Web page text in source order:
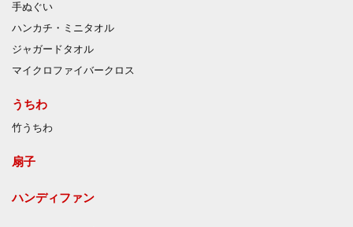
手ぬぐい
ハンカチ・ミニタオル
ジャガードタオル
マイクロファイバークロス
うちわ
竹うちわ
扇子
ハンディファン